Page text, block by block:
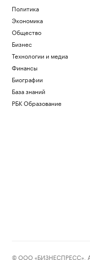
Политика
Экономика
Общество
Бизнес
Технологии и медиа
Финансы
Биографии
База знаний
РБК Образование
© ООО «БИЗНЕСПРЕСС», АО